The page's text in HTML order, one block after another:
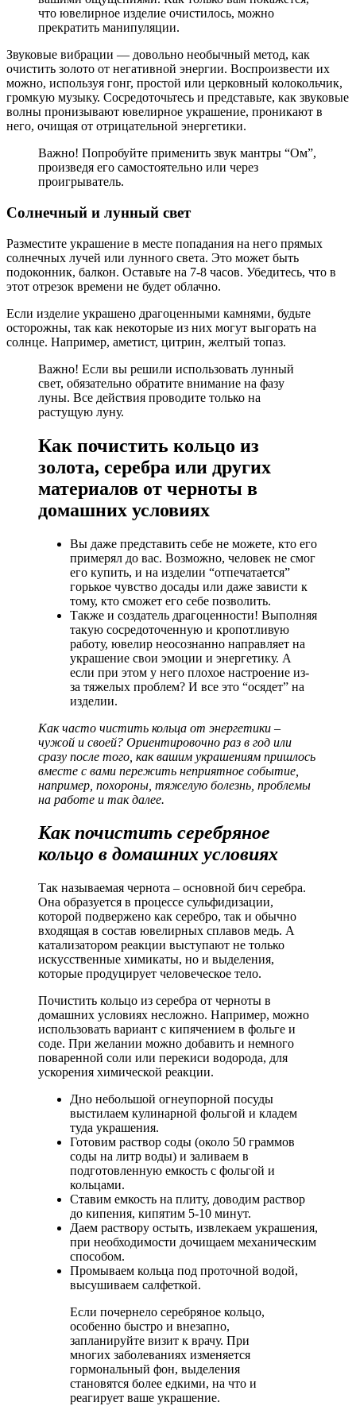
что ювелирное изделие очистилось, можно
прекратить манипуляции.
Звуковые вибрации — довольно необычный метод, как
очистить золото от негативной энергии. Воспроизвести их
можно, используя гонг, простой или церковный колокольчик,
громкую музыку. Сосредоточьтесь и представьте, как звуковые
волны пронизывают ювелирное украшение, проникают в
него, очищая от отрицательной энергетики.
Важно! Попробуйте применить звук мантры “Ом”,
произведя его самостоятельно или через
проигрыватель.
Солнечный и лунный свет
Разместите украшение в месте попадания на него прямых
солнечных лучей или лунного света. Это может быть
подоконник, балкон. Оставьте на 7-8 часов. Убедитесь, что в
этот отрезок времени не будет облачно.
Если изделие украшено драгоценными камнями, будьте
осторожны, так как некоторые из них могут выгорать на
солнце. Например, аметист, цитрин, желтый топаз.
Важно! Если вы решили использовать лунный
свет, обязательно обратите внимание на фазу
луны. Все действия проводите только на
растущую луну.
Как почистить кольцо из
золота, серебра или других
материалов от черноты в
домашних условиях
Вы даже представить себе не можете, кто его
примерял до вас. Возможно, человек не смог
его купить, и на изделии “отпечатается”
горькое чувство досады или даже зависти к
тому, кто сможет его себе позволить.
Также и создатель драгоценности! Выполняя
такую сосредоточенную и кропотливую
работу, ювелир неосознанно направляет на
украшение свои эмоции и энергетику. А
если при этом у него плохое настроение из-
за тяжелых проблем? И все это “осядет” на
изделии.
Как часто чистить кольца от энергетики –
чужой и своей? Ориентировочно раз в год или
сразу после того, как вашим украшениям пришлось
вместе с вами пережить неприятное событие,
например, похороны, тяжелую болезнь, проблемы
на работе и так далее.
Как почистить серебряное
кольцо в домашних условиях
Так называемая чернота – основной бич серебра.
Она образуется в процессе сульфидизации,
которой подвержено как серебро, так и обычно
входящая в состав ювелирных сплавов медь. А
катализатором реакции выступают не только
искусственные химикаты, но и выделения,
которые продуцирует человеческое тело.
Почистить кольцо из серебра от черноты в
домашних условиях несложно. Например, можно
использовать вариант с кипячением в фольге и
соде. При желании можно добавить и немного
поваренной соли или перекиси водорода, для
ускорения химической реакции.
Дно небольшой огнеупорной посуды
выстилаем кулинарной фольгой и кладем
туда украшения.
Готовим раствор соды (около 50 граммов
соды на литр воды) и заливаем в
подготовленную емкость с фольгой и
кольцами.
Ставим емкость на плиту, доводим раствор
до кипения, кипятим 5-10 минут.
Даем раствору остыть, извлекаем украшения,
при необходимости дочищаем механическим
способом.
Промываем кольца под проточной водой,
высушиваем салфеткой.
Если почернело серебряное кольцо,
особенно быстро и внезапно,
запланируйте визит к врачу. При
многих заболеваниях изменяется
гормональный фон, выделения
становятся более едкими, на что и
реагирует ваше украшение.